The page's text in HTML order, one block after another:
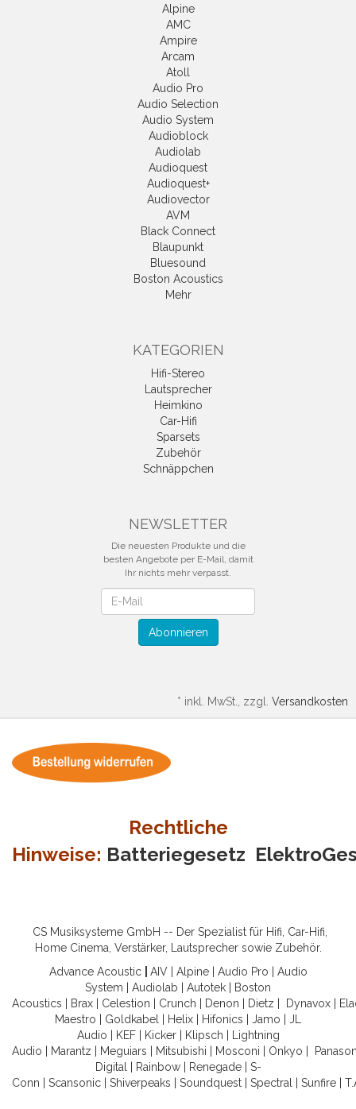
Alpine
AMC
Ampire
Arcam
Atoll
Audio Pro
Audio Selection
Audio System
Audioblock
Audiolab
Audioquest
Audioquest+
Audiovector
AVM
Black Connect
Blaupunkt
Bluesound
Boston Acoustics
Mehr
KATEGORIEN
Hifi-Stereo
Lautsprecher
Heimkino
Car-Hifi
Sparsets
Zubehör
Schnäppchen
NEWSLETTER
Die neuesten Produkte und die
besten Angebote per E-Mail, damit
Ihr nichts mehr verpasst.
Abonnieren
* inkl. MwSt., zzgl. Versandkosten
Rechtliche
Hinweise: Batteriegesetz
CS Musiksysteme GmbH -- Der Spezialist für Hifi, Car-Hifi,
Home Cinema, Verstärker, Lautsprecher sowie Zubehör.
Advance Acoustic
AIV| Alpine| Audio Pro
Audio
System
Audiolab Autotek
Boston
Acoustics
Brax Celestion Crunch Denon Dietz Dynavox
Maestro
Goldkabel Helix Hifonics Jamo
JL
Audio
KEF| Kicker| Klipsch
Lightning
Audio
Marantz Meguiars Mitsubishi Mosconi Onkyo
Digital
Rainbow| Renegade| S-
Conn
Scansonic Shiverpeaks Soundquest Spectral Sunfire